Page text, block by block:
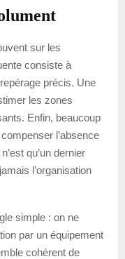
sur les
consiste à
précis. Une
les zones
Enfin, beaucoup
l’absence
qu’un dernier
l’organisation
simple : on ne
par un équipement
cohérent de